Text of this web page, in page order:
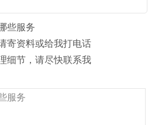
些服务
寄资料或给我打电话
细节，请尽快联系我